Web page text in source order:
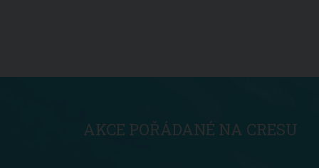
AKCE POŘÁDANÉ NA CRESU